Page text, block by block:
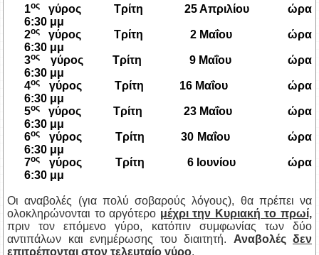
1ος
γύρος Τρίτη 25 Απριλίου ώρα
6:30 μμ
2ος
γύρος Τρίτη 2 Μαΐου ώρα
6:30 μμ
3ος
γύρος Τρίτη 9 Μαΐου ώρα
6:30 μμ
4ος
γύρος Τρίτη 16 Μαΐου ώρα
6:30 μμ
5ος
γύρος Τρίτη 23 Μαΐου ώρα
6:30 μμ
6ος
γύρος Τρίτη 30 Μαΐου ώρα
6:30 μμ
7ος
γύρος Τρίτη 6 Ιουνίου ώρα
6:30 μμ
Οι αναβολές (για πολύ σοβαρούς λόγους), θα πρέπει να
ολοκληρώνονται το αργότερο μέχρι την Κυριακή το πρωί,
πριν τον επόμενο γύρο, κατόπιν συμφωνίας των δύο
αντιπάλων και ενημέρωσης του διαιτητή. Αναβολές δεν
επιτρέπονται στον τελευταίο γύρο.